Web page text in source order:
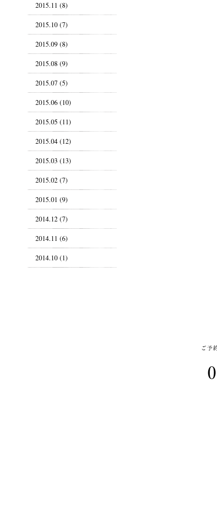
2015.11 (8)
2015.10 (7)
2015.09 (8)
2015.08 (9)
2015.07 (5)
2015.06 (10)
2015.05 (11)
2015.04 (12)
2015.03 (13)
2015.02 (7)
2015.01 (9)
2014.12 (7)
2014.11 (6)
2014.10 (1)